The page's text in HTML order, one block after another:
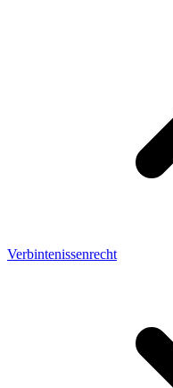
Verbintenissenrecht